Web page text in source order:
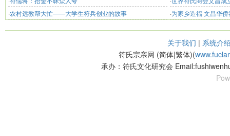
·农村远教帮大忙——大学生符兵创业的故事 ·为家乡造福 文昌华
关于我们 | 系统介
符氏宗亲网 (简体|繁体)(
承办：符氏文化研究会